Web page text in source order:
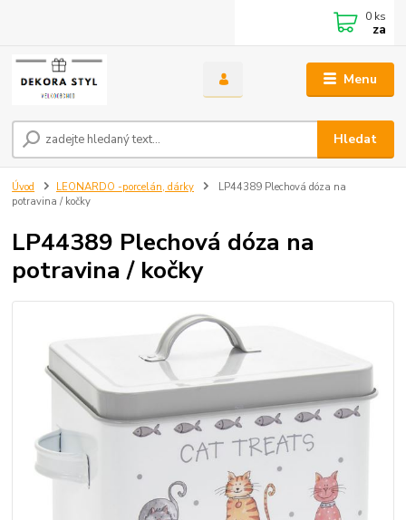
Menu
Hledat
0 ks
za
Úvod LEONARDO -porcelán, dárky
LP44389 Plechová dóza na
potravina / kočky
LP44389 Plechová dóza na
potravina / kočky